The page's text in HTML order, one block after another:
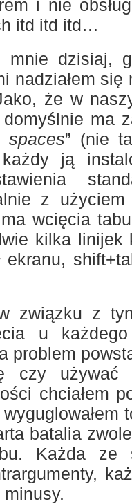
i nie
itd itd itd…
mnie dzisiaj,
nadziałem się
że w
ma
spaces” (nie
ją
z
wcięcia
kilka
ekranu,
związku z
u
problem
czy używać
chciałem
batalia
Każda ze